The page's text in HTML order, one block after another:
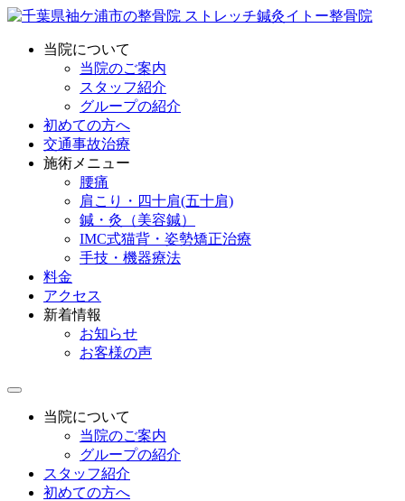
当院について
当院のご案内
スタッフ紹介
グループの紹介
初めての方へ
交通事故治療
施術メニュー
腰痛
肩こり・四十肩(五十肩)
鍼・灸（美容鍼）
IMC式猫背・姿勢矯正治療
手技・機器療法
料金
アクセス
新着情報
お知らせ
お客様の声
当院について
当院のご案内
グループの紹介
スタッフ紹介
初めての方へ